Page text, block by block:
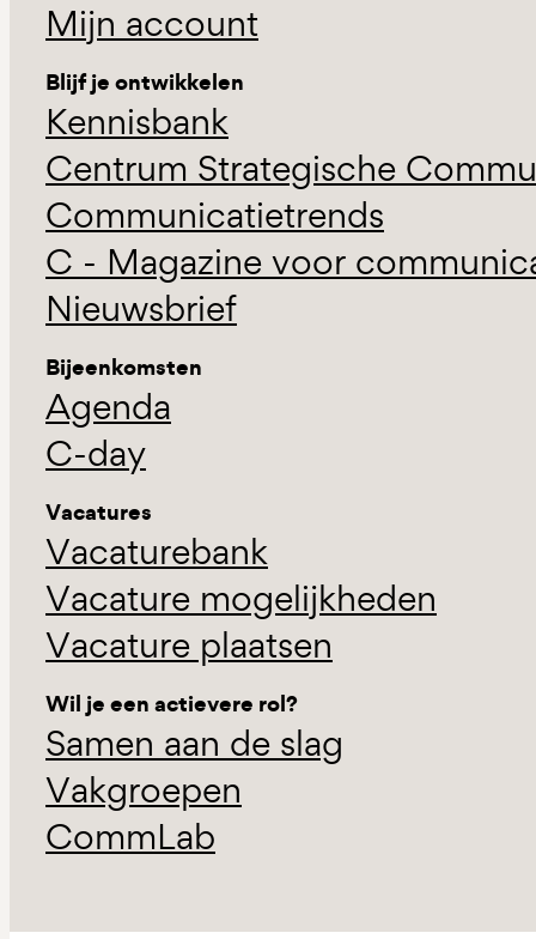
Mijn account
Blijf je ontwikkelen
Kennisbank
Centrum Strategische
Communicatietrends
C - Magazine voor
Nieuwsbrief
Bijeenkomsten
Agenda
C-day
Vacatures
Vacaturebank
Vacature mogelijkheden
Vacature plaatsen
Wil je een actievere rol?
Samen aan de slag
Vakgroepen
CommLab